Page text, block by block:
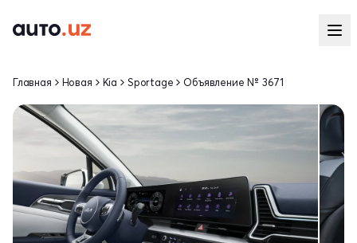
Главная Новая Kia Sportage Объявление № 3671